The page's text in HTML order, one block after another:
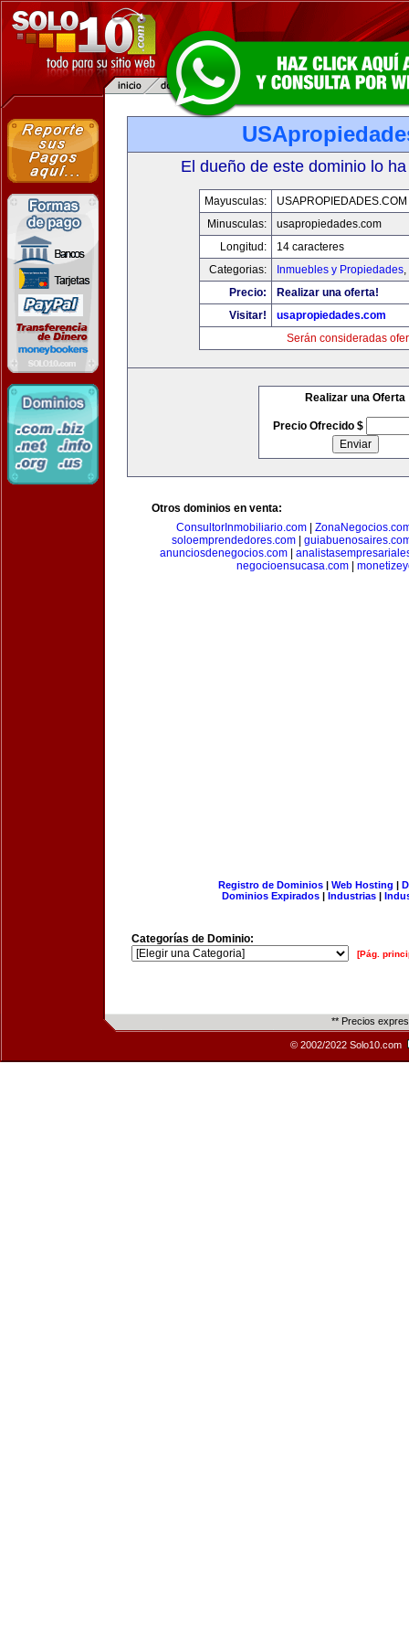
El dueño de este dominio lo
Mayusculas:
USAPROPIEDADES.COM
Minusculas:
usapropiedades.com
Longitud:
14 caracteres
Categorias:
Inmuebles y Propiedades,
Precio:
Realizar una oferta!
Visitar!
usapropiedades.com
Serán consideradas
Realizar una Oferta
Precio Ofrecido $
Otros dominios en venta:
ConsultorInmobiliario.com|
soloemprendedores.com|
anunciosdenegocios.com|
negocioensucasa.com|
Registro de Dominios| Web Hosting |
Dominios Expirados | Industrias |
Categorías de Dominio:
[Pág.
** Precios
© 2002/2022 Solo10.com